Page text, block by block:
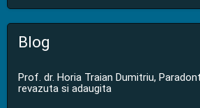
Blog
Prof. dr. Horia Traian Dumitriu,
revazuta si adaugita